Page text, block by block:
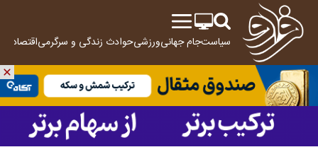
سیاستجام جهانیورزشیحوادث زندگی و سرگرمیاقتصاد